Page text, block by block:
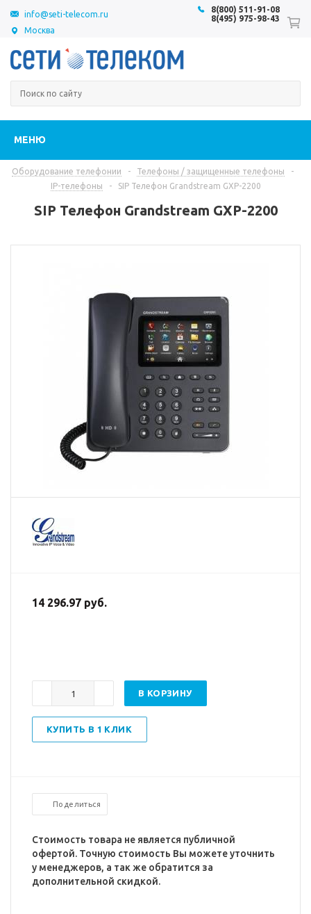
Москва
8(800) 511-91-08
8(495) 975-98-43
info@seti-telecom.ru
МЕНЮ
Оборудование телефонии - Телефоны / защищенные телефоны
-
IP-телефоны
- SIP Телефон Grandstream GXP-2200
SIP Телефон Grandstream GXP-2200
14 296.97 руб.
В КОРЗИНУ
КУПИТЬ В 1 КЛИК
Поделиться
Стоимость товара не является публичной
офертой. Точную стоимость Вы можете уточнить
у менеджеров, а так же обратится за
дополнительной скидкой.